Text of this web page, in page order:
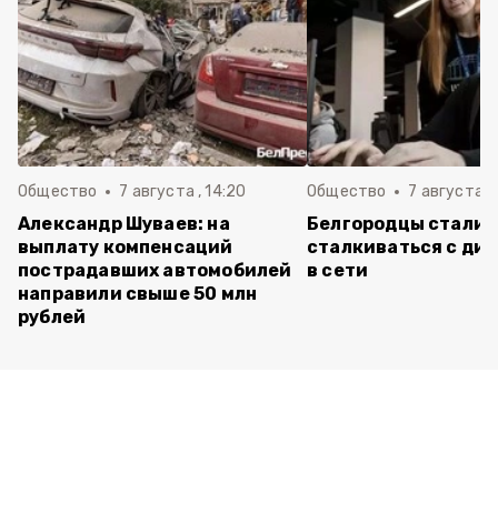
Общество 7 августа , 14:20
Александр Шуваев: на
выплату компенсаций
пострадавших автомобилей
направили свыше 50 млн
рублей
Общество 7 августа ,
Белгородцы стали
сталкиваться с
в сети